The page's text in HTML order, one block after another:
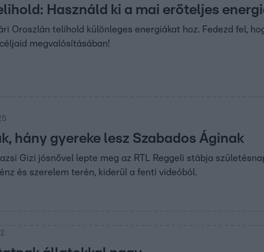
Használd ki a mai erőteljes
Oroszlán telihold különleges energiákat hoz. Fedezd fel,
megvalósításában!
hány gyereke lesz Szabados Áginak
Gizi jósnővel lepte meg az RTL Reggeli stábja
és szerelem terén, kiderül a fenti videóból.